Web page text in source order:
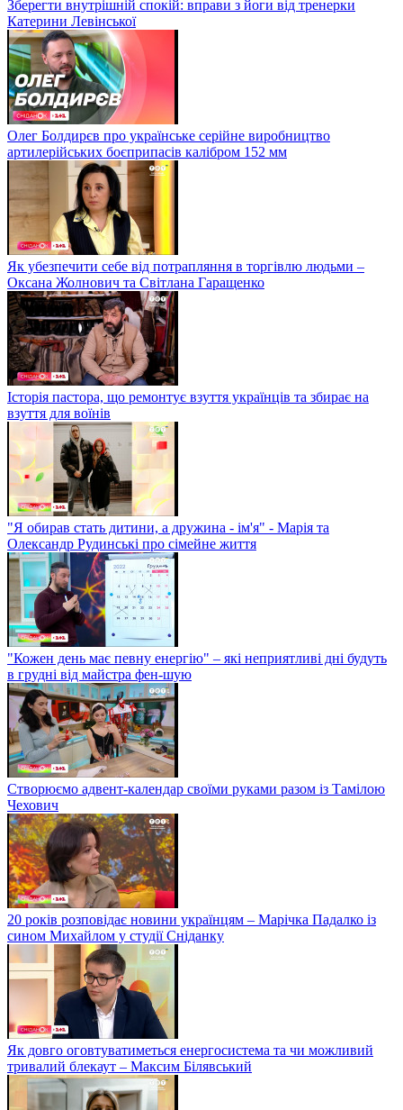
Зберегти внутрішній спокій: вправи з йоги від тренерки
Катерини Левінської
Олег Болдирєв про українське серійне виробництво
артилерійських боєприпасів калібром 152 мм
Як убезпечити себе від потрапляння в торгівлю людьми –
Оксана Жолнович та Світлана Гаращенко
Історія пастора, що ремонтує взуття українців та збирає на
взуття для воїнів
"Я обирав стать дитини, а дружина - ім'я" - Марія та
Олександр Рудинські про сімейне життя
"Кожен день має певну енергію" – які неприятливі дні будуть
в грудні від майстра фен-шую
Створюємо адвент-календар своїми руками разом із Тамілою
Чехович
20 років розповідає новини українцям – Марічка Падалко із
сином Михайлом у студії Сніданку
Як довго оговтуватиметься енергосистема та чи можливий
тривалий блекаут – Максим Білявський